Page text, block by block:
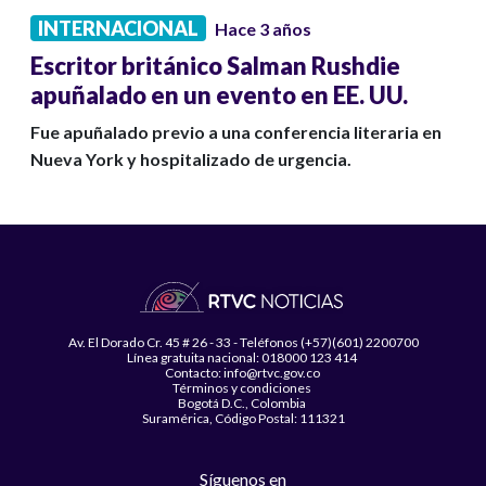
INTERNACIONAL Hace 3 años
Escritor británico Salman Rushdie
apuñalado en un evento en EE. UU.
Fue apuñalado previo a una conferencia literaria en
Nueva York y hospitalizado de urgencia.
Av. El Dorado Cr. 45 # 26 - 33 - Teléfonos (+57)(601) 2200700
Línea gratuita nacional: 018000 123 414
Contacto: info@rtvc.gov.co
Términos y condiciones
Bogotá D.C., Colombia
Suramérica, Código Postal: 111321
Síguenos en